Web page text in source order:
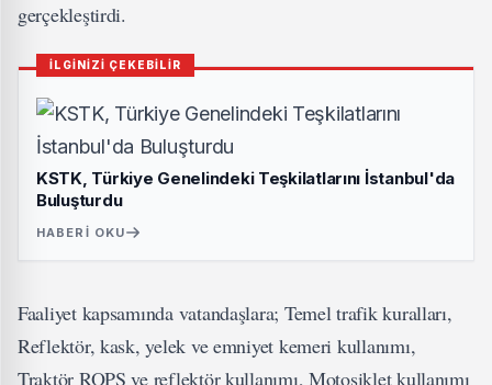
gerçekleştirdi.
İLGİNİZİ ÇEKEBİLİR
KSTK, Türkiye Genelindeki Teşkilatlarını İstanbul'da
Buluşturdu
HABERI OKU
Faaliyet kapsamında vatandaşlara; Temel trafik kuralları,
Reflektör, kask, yelek ve emniyet kemeri kullanımı,
Traktör ROPS ve reflektör kullanımı, Motosiklet kullanımı